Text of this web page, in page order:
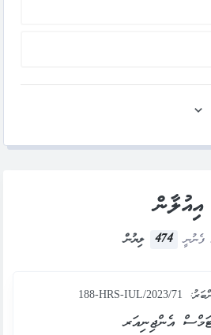
އިއުލާން
ފެނުނީ 474 ލިޔުން
188-HRS-IUL/2023/71
އެންޖިނިއަރ